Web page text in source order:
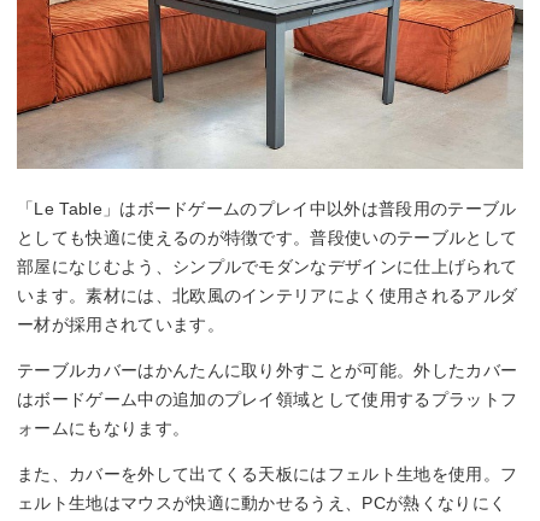
「Le Table」はボードゲームのプレイ中以外は普段用のテーブル
としても快適に使えるのが特徴です。普段使いのテーブルとして
部屋になじむよう、シンプルでモダンなデザインに仕上げられて
います。素材には、北欧風のインテリアによく使用されるアルダ
ー材が採用されています。
テーブルカバーはかんたんに取り外すことが可能。外したカバー
はボードゲーム中の追加のプレイ領域として使用するプラットフ
ォームにもなります。
また、カバーを外して出てくる天板にはフェルト生地を使用。フ
ェルト生地はマウスが快適に動かせるうえ、PCが熱くなりにく